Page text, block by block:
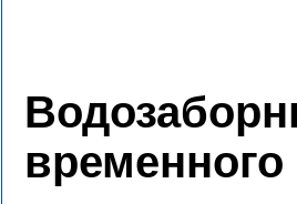
временного